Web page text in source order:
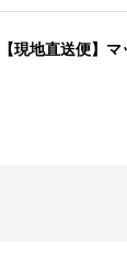
【現地直送便】